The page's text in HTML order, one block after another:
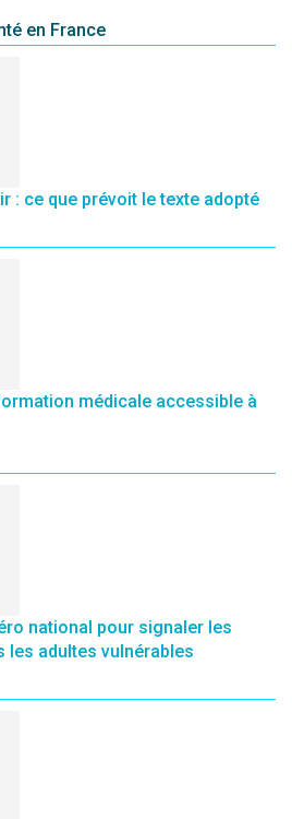
en France
: ce que prévoit le texte adopté
médicale accessible à
national pour signaler les
les adultes vulnérables